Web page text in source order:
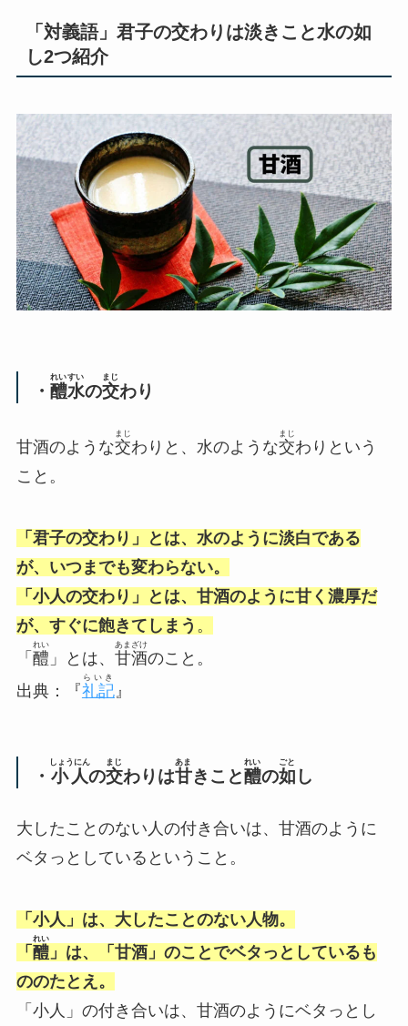
「対義語」君子の交わりは淡きこと水の如
し2つ紹介
・ 醴水
れいすい
の交
まじ
わり
甘酒のような交
まじ
わりと、水のような交
まじ
わりという
こと。
「君子の交わり」とは、水のように淡白である
が、いつまでも変わらない。
「小人の交わり」とは、甘酒のように甘く濃厚だ
が、すぐに飽きてしまう 。
「 醴
れい
」とは、 甘酒
あまざけ
のこと。
出典：『礼記
らいき
』
・ 小人
しょうにん
の交
まじ
わりは甘
あま
きこと醴
れい
の如
ごと
し
大したことのない人の付き合いは、甘酒のように
ベタっとしているということ。
「小人」は、大したことのない人物。
「 醴
れい
」は、「甘酒」のことでベタっとしているも
ののたとえ。
「小人」の付き合いは、 甘酒のようにベタっとし